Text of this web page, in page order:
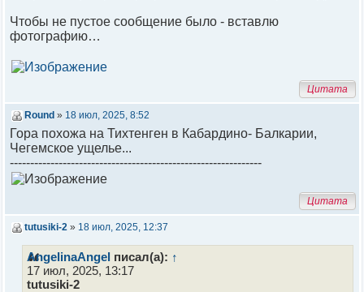
Чтобы не пустое сообщение было - вставлю
фотографию…
Цитата
Round » 18 июл, 2025, 8:52
Гора похожа на Тихтенген в Кабардино- Балкарии,
Чегемское ущелье...
--------------------------------------------------------------
Цитата
tutusiki-2 » 18 июл, 2025, 12:37
AngelinaAngel писал(а): ↑
17 июл, 2025, 13:17
tutusiki-2